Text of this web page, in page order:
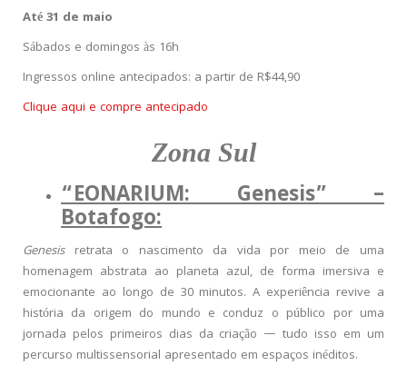
Até 31 de maio
Sábados e domingos às 16h
Ingressos online antecipados: a partir de R$44,90
Clique aqui e compre antecipado
Zona Sul
“EONARIUM: Genesis” –
Botafogo:
Genesis retrata o nascimento da vida por meio de uma
homenagem abstrata ao planeta azul, de forma imersiva e
emocionante ao longo de 30 minutos. A experiência revive a
história da origem do mundo e conduz o público por uma
jornada pelos primeiros dias da criação — tudo isso em um
percurso multissensorial apresentado em espaços inéditos.